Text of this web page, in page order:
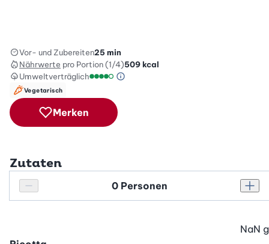
Vor- und Zubereiten25 min
Nährwerte pro Portion (1/4)509kcal
Umweltverträglich
Green Betty Skala Info
Vegetarisch
Merken
Zutaten
Personenanzahl verringern
Personenanzahl
NaN g